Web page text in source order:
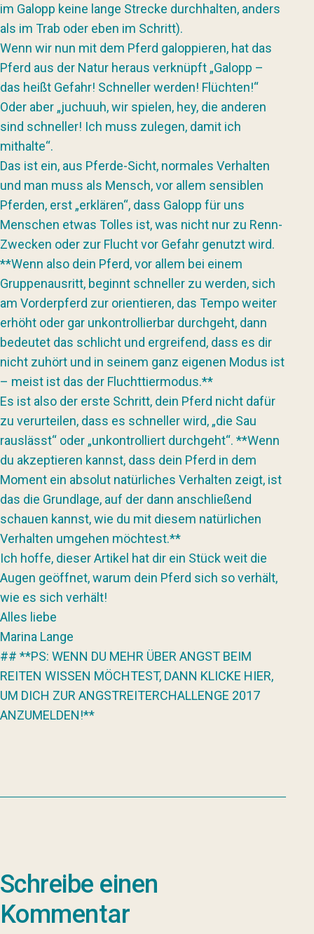
im Galopp keine lange Strecke durchhalten, anders
als im Trab oder eben im Schritt).
Wenn wir nun mit dem Pferd galoppieren, hat das
Pferd aus der Natur heraus verknüpft „Galopp –
das heißt Gefahr! Schneller werden! Flüchten!“
Oder aber „juchuuh, wir spielen, hey, die anderen
sind schneller! Ich muss zulegen, damit ich
mithalte“.
Das ist ein, aus Pferde-Sicht, normales Verhalten
und man muss als Mensch, vor allem sensiblen
Pferden, erst „erklären“, dass Galopp für uns
Menschen etwas Tolles ist, was nicht nur zu Renn-
Zwecken oder zur Flucht vor Gefahr genutzt wird.
**Wenn also dein Pferd, vor allem bei einem
Gruppenausritt, beginnt schneller zu werden, sich
am Vorderpferd zur orientieren, das Tempo weiter
erhöht oder gar unkontrollierbar durchgeht, dann
bedeutet das schlicht und ergreifend, dass es dir
nicht zuhört und in seinem ganz eigenen Modus ist
– meist ist das der Fluchttiermodus.**
Es ist also der erste Schritt, dein Pferd nicht dafür
zu verurteilen, dass es schneller wird, „die Sau
rauslässt“ oder „unkontrolliert durchgeht“. **Wenn
du akzeptieren kannst, dass dein Pferd in dem
Moment ein absolut natürliches Verhalten zeigt, ist
das die Grundlage, auf der dann anschließend
schauen kannst, wie du mit diesem natürlichen
Verhalten umgehen möchtest.**
Ich hoffe, dieser Artikel hat dir ein Stück weit die
Augen geöffnet, warum dein Pferd sich so verhält,
wie es sich verhält!
Alles liebe
Marina Lange
## **PS: WENN DU MEHR ÜBER ANGST BEIM
REITEN WISSEN MÖCHTEST, DANN KLICKE HIER,
UM DICH ZUR ANGSTREITERCHALLENGE 2017
ANZUMELDEN!**
Schreibe einen
Kommentar